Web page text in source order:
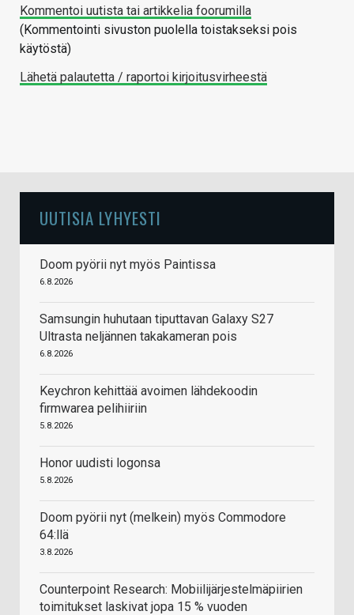
Kommentoi uutista tai artikkelia foorumilla
(Kommentointi sivuston puolella toistakseksi pois
käytöstä)
Lähetä palautetta / raportoi kirjoitusvirheestä
UUTISIA LYHYESTI
Doom pyörii nyt myös Paintissa
6.8.2026
Samsungin huhutaan tiputtavan Galaxy S27
Ultrasta neljännen takakameran pois
6.8.2026
Keychron kehittää avoimen lähdekoodin
firmwarea pelihiiriin
5.8.2026
Honor uudisti logonsa
5.8.2026
Doom pyörii nyt (melkein) myös Commodore
64:llä
3.8.2026
Counterpoint Research: Mobiilijärjestelmäpiirien
toimitukset laskivat jopa 15 % vuoden